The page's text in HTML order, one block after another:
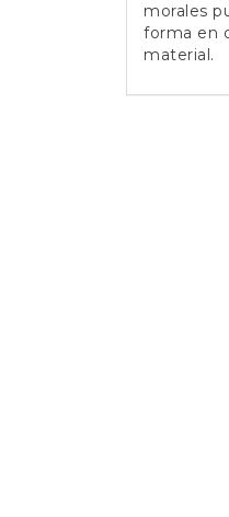
morales
forma en
material.